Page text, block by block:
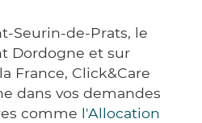
Seurin-de-Prats, le
Dordogne et sur
France, Click&Care
dans vos demandes
comme l'Allocation